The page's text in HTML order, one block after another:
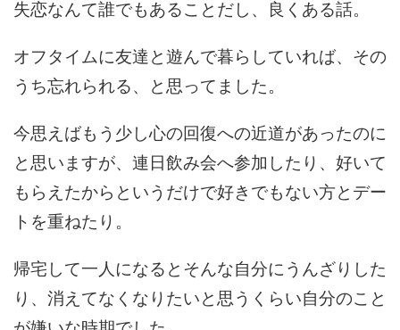
失恋なんて誰でもあることだし、良くある話。
オフタイムに友達と遊んで暮らしていれば、その
うち忘れられる、と思ってました。
今思えばもう少し心の回復への近道があったのに
と思いますが、連日飲み会へ参加したり、好いて
もらえたからというだけで好きでもない方とデー
トを重ねたり。
帰宅して一人になるとそんな自分にうんざりした
り、消えてなくなりたいと思うくらい自分のこと